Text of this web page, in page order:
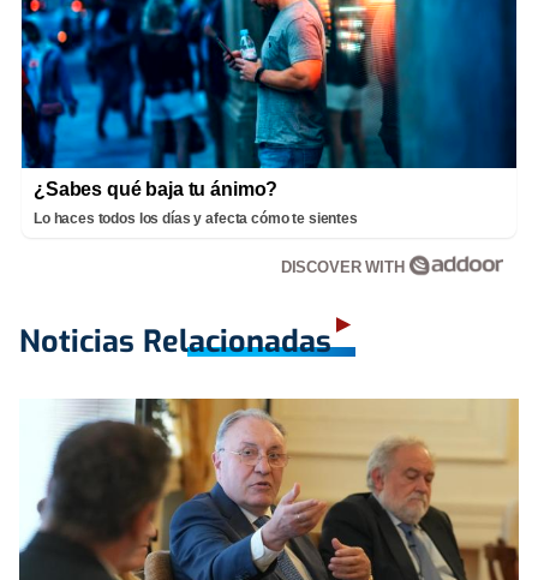
¿Sabes qué baja tu ánimo?
Lo haces todos los días y afecta cómo te sientes
DISCOVER WITH
Noticias Relacionadas